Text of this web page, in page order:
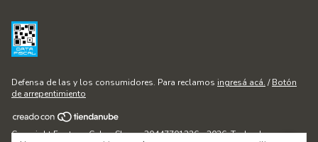
Defensa de las y los consumidores. Para reclamos ingresá acá. / Botón
de arrepentimiento
Copyright Fontana Cakes Shop - 20447701236 - 2026. Todos los